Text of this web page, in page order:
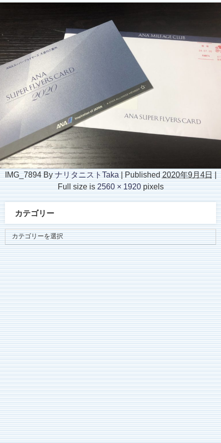
IMG_7894 By ナリタニストTaka | Published 2020年9月4日 |
Full size is2560 × 1920pixels
カテゴリー